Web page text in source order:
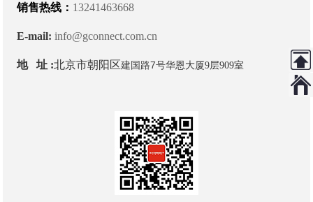
销售热线： 13241463668
E-mail:info@gconnect.com.cn
地 址 :北京市朝阳区建国路7号华恩大厦9层909室